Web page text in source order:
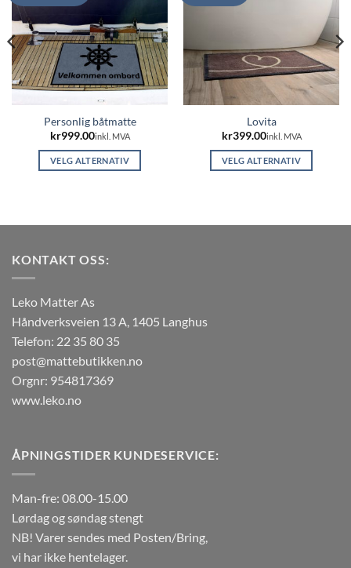
Personlig båtmatte
kr999.00inkl. MVA
VELG ALTERNATIV
flere
Alternativene
på
produktsiden
Lovita
kr399.00inkl. MVA
VELG ALTERNATIV
flere
KONTAKT OSS:
Leko Matter As
Håndverksveien 13 A, 1405 Langhus
Telefon: 22 35 80 35
post@mattebutikken.no
Orgnr: 954817369
www.leko.no
ÅPNINGSTIDER KUNDESERVICE:
Man-fre: 08.00-15.00
Lørdag og søndag stengt
NB! Varer sendes med Posten/Bring,
vi har ikke hentelager.